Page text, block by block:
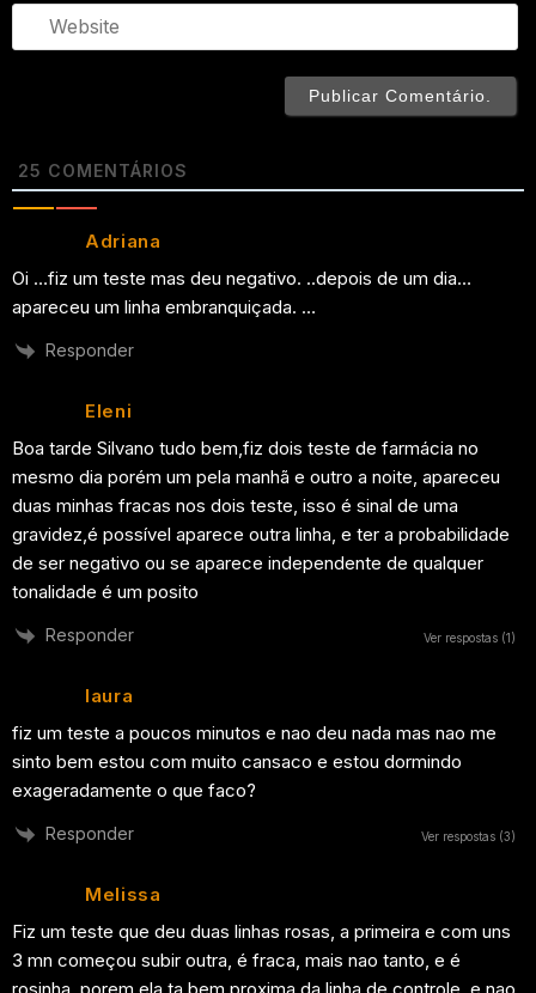
25 COMENTÁRIOS
Adriana
Oi …fiz um teste mas deu negativo. ..depois de um dia…
apareceu um linha embranquiçada. …
Responder
Eleni
Boa tarde Silvano tudo bem,fiz dois teste de farmácia no
mesmo dia porém um pela manhã e outro a noite, apareceu
duas minhas fracas nos dois teste, isso é sinal de uma
gravidez,é possível aparece outra linha, e ter a probabilidade
de ser negativo ou se aparece independente de qualquer
tonalidade é um posito
Responder Ver respostas (1)
laura
fiz um teste a poucos minutos e nao deu nada mas nao me
sinto bem estou com muito cansaco e estou dormindo
exageradamente o que faco?
Responder Ver respostas (3)
Melissa
Fiz um teste que deu duas linhas rosas, a primeira e com uns
3 mn começou subir outra, é fraca, mais nao tanto, e é